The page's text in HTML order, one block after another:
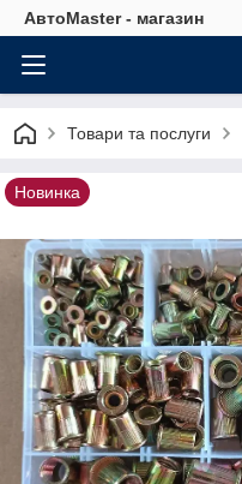
АвтоMaster - магазин
Товари та послуги
Новинка